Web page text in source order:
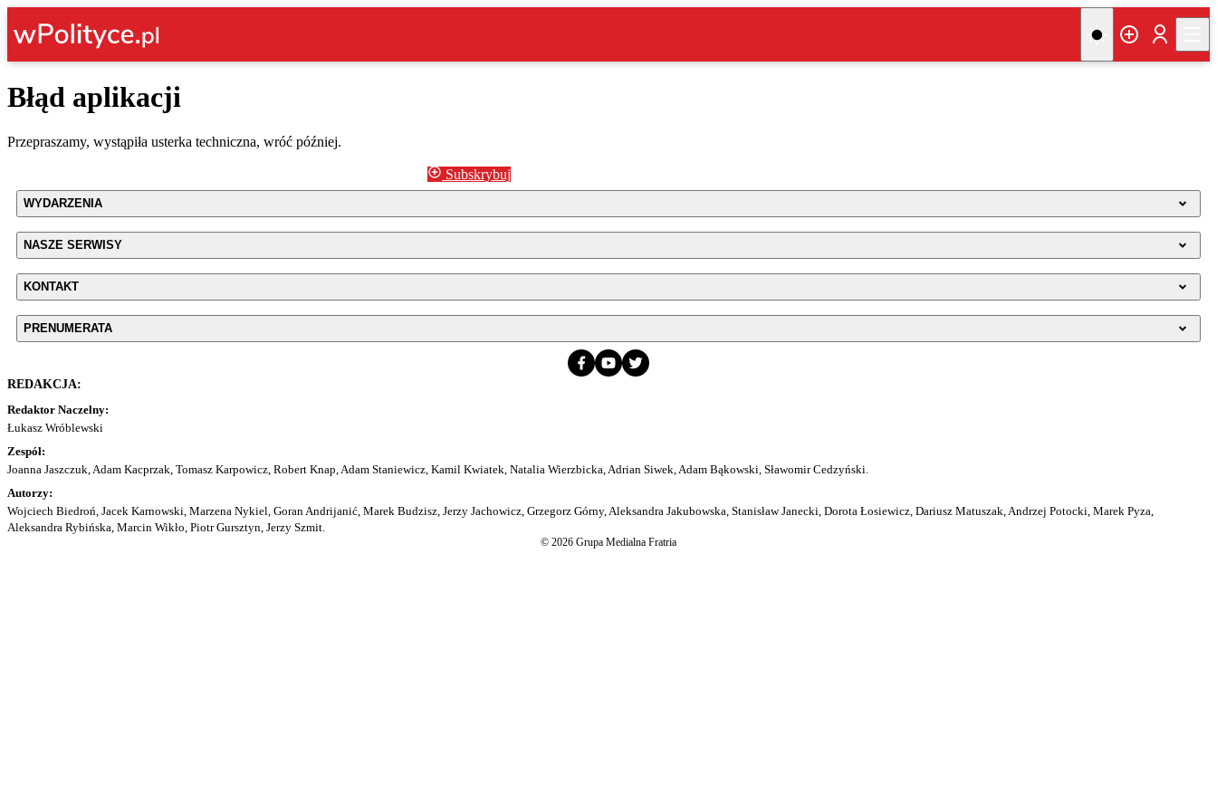
Błąd aplikacji
Przepraszamy, wystąpiła usterka techniczna, wróć później.
Subskrybuj
WYDARZENIA
NASZE SERWISY
KONTAKT
PRENUMERATA
REDAKCJA:
Redaktor Naczelny:
Łukasz Wróblewski
Zespół:
Joanna Jaszczuk, Adam Kacprzak, Tomasz Karpowicz, Robert Knap, Adam Staniewicz, Kamil Kwiatek, Natalia Wierzbicka, Adrian Siwek, Adam Bąkowski, Sławomir Cedzyński.
Autorzy:
Wojciech Biedroń, Jacek Karnowski, Marzena Nykiel, Goran Andrijanić, Marek Budzisz, Jerzy Jachowicz, Grzegorz Górny, Aleksandra Jakubowska, Stanisław Janecki, Dorota Łosiewicz, Dariusz Matuszak, Andrzej Potocki, Marek Pyza,
Aleksandra Rybińska, Marcin Wikło, Piotr Gursztyn, Jerzy Szmit.
© 2026 Grupa Medialna Fratria